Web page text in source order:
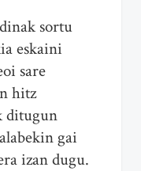
sortu
eskaini
sare
hitz
ditugun
gai
izan dugu.